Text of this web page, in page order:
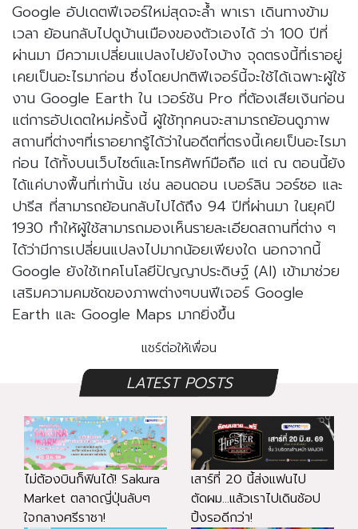
Google อัปเดตฟีเจอร์ใหม่สุดจะล้ำ พาเรา เดินทางข้าม
เวลา ย้อนกลับไปดูบ้านเมืองของตัวเองได้ ว่า 100 ปีที่
ผ่านมา มีความเปลี่ยนแปลงไปยังไงบ้าง จุดตรงนี้ที่เราอยู่
เคยเป็นอะไรมาก่อน ซึ่งโดยปกติฟีเจอร์นี้จะใช้ได้เฉพาะผู้ใช้
งาน Google Earth ใน เวอร์ชัน Pro ที่ต้องเสียเงินก่อน
แต่การอัปเดตใหม่ครั้งนี้ ผู้ใช้ทุกคนจะสามารถย้อนดูภาพ
สถานที่ต่างๆที่เราอยากรู้ได้ว่าในอดีตที่ตรงนี้เคยเป็นอะไรมา
ก่อน ได้ทั้งบนเว็บไซต์และโทรศัพท์มือถือ แต่ ณ ตอนนี้ยัง
ได้แค่บางพื้นที่เท่านั้น เช่น ลอนดอน เบอร์ลิน วอร์ซอ และ
ปารีส ที่สามารถย้อนกลับไปได้ถึง 94 ปีที่ผ่านมา ในยุคปี
1930 ทำให้ผู้ใช้สามารถมองเห็นรายละเอียดสถานที่ต่าง ๆ
ได้ว่ามีการเปลี่ยนแปลงไปมากน้อยเพียงใด นอกจากนี้
Google ยังใช้เทคโนโลยีปัญญาประดิษฐ์ (AI) เข้ามาช่วย
เสริมความคมชัดของภาพต่างๆบนฟีเจอร์ Google
Earth และ Google Maps มากยิ่งขึ้น
แชร์ต่อให้เพื่อน
LATEST POSTS
ไม่ต้องบินก็ฟินได้! Sakura
Market ตลาดญี่ปุ่นลับๆ
ใจกลางศรีราชา!
เสาร์ที่ 20 นี้ส่งแฟนไป
ตัดผม...แล้วเราไปเดินช้อป
ปิ้งรอดีกว่า!